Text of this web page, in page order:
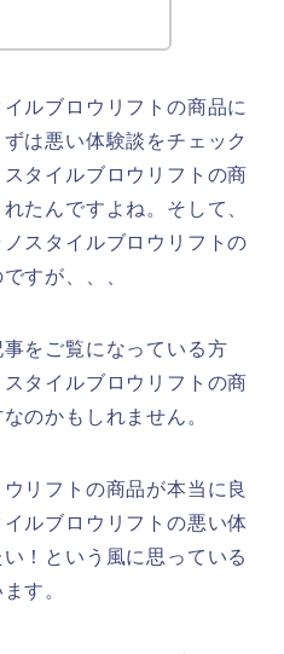
ルブロウリフトの商品に
は悪い体験談をチェック
タイルブロウリフトの商
たんですよね。そして、
スタイルブロウリフトの
すが、、、
をご覧になっている方
タイルブロウリフトの商
のかもしれません。
リフトの商品が本当に良
ルブロウリフトの悪い体
！という風に思っている
す。